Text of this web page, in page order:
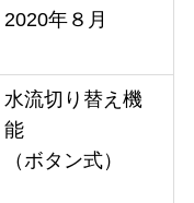
2020年８月
水流切り替え機
能
（ボタン式）